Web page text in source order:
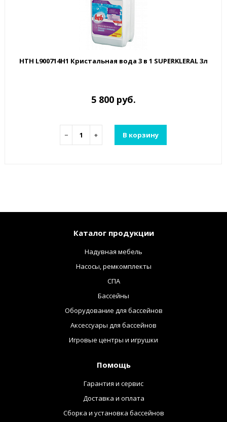
HTH L900714H1 Кристальная вода 3 в 1 SUPERKLERAL 3л
5 800 руб.
− + В корзину
Каталог продукции
Надувная мебель
Насосы, ремкомплекты
СПА
Бассейны
Оборудование для бассейнов
Аксессуары для бассейнов
Игровые центры и игрушки
Помощь
Гарантия и сервис
Доставка и оплата
Сборка и установка бассейнов